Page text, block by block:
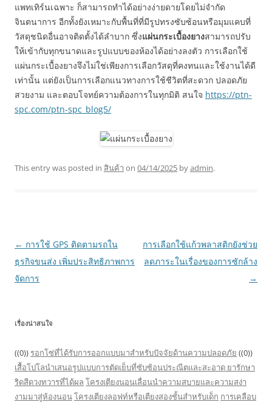
แพทเทิร์นเฉพาะ ก็สามารถทำได้อย่างง่ายดายโดยไม่จำกัด
จินตนาการ อีกทั้งยังเหมาะกับพื้นที่ที่มีรูปทรงซับซ้อนหรือมุมแคบที่
วัสดุชนิดอื่นอาจติดตั้งได้ลำบาก ซึ่งแผ่นกระเบื้องยางสามารถปรับ
ให้เข้ากับทุกขนาดและรูปแบบของห้องได้อย่างลงตัว การเลือกใช้
แผ่นกระเบื้องยางจึงไม่ใช่เพียงการเลือกวัสดุที่คงทนและใช้งานได้ดี
เท่านั้น แต่ยังเป็นการเลือกแนวทางการใช้ชีวิตที่สะดวก ปลอดภัย
สวยงาม และตอบโจทย์ความต้องการในทุกมิติ สนใจ https://ptn-
spc.com/ptn-spc_blog5/
This entry was posted in สินค้า on 04/14/2025 byadmin.
Post
navigation
← การใช้ GPS ติดตามรถใน
ธุรกิจขนส่ง เพิ่มประสิทธิภาพการ
จัดการ
การเลือกใช้แก้วพลาสติกยังช่วย
ลดภาระในเรื่องของการซักล้าง
→
เรื่องน่าสนใจ
((0)) รอกโซ่ที่ได้รับการออกแบบมาสำหรับปัจจัยด้านความปลอดภัย ((0))
เสื้อโปโลนำเสนอรูปแบบการตัดเย็บที่ซับซ้อนประณีตและสะอาด ยารักษา
ริดสีดวงทวารที่ได้ผล โครงเตียงนอนเลื่อนนำความสบายและความสง่า
งามมาสู่ห้องนอนโครงเตียงลอฟท์หรือเตียงสองชั้นสำหรับเด็ก การเคลือบ